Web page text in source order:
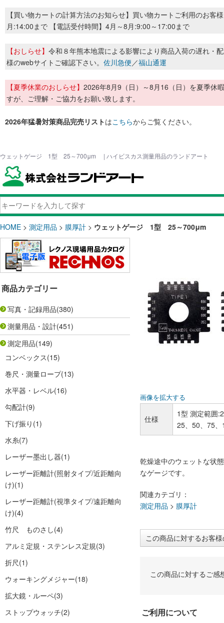
【買い物カートの計算方法のお知らせ】買い物カートご利用のお客
月:14:00まで 【電話受付時間】4月～8月:9:00～17:00まで
【おしらせ】 令和８年熊本地震による影響により商品入荷の遅れ・
様のwebサイトご確認下さい。 佐川急便／福山通運
【夏季休業のおしらせ】 2026年8月9（日）～8月16（日）を夏季休
すが、ご理解・ご協力をお願い致します。
2026年猛暑対策商品完売リストはこちらからご覧ください。
ウェットゲージ 1型 25～700μm | ハイビスカス測量用品のランドアート
HOME > 測定用品 > 膜厚計 > ウェットゲージ 1型 25～700μm
商品カテゴリー
写真・記録用品(380)
測量用品・設計(451)
測定用品(149)
コンベックス(15)
巻尺・測量ロープ(13)
水平器・レベル(16)
勾配計(9)
下げ振り (1)
水糸(7)
レーザー墨出し器(1)
レーザー距離計(照射タイプ/近距離向
け)(1)
レーザー距離計(視準タイプ/遠距離向
け)(4)
竹尺 ものさし(4)
アルミ定規・ステンレス定規(3)
折尺(1)
ウォーキングメジャー(18)
拡大鏡・ルーペ(3)
ストップウォッチ(2)
画像を拡大する
仕様
1型 測定範囲
25、50、75
乾燥途中のウェットな状
なゲージです。
関連カテゴリ：
測定用品 > 膜厚計
この商品に対するお客
この商品に対するご感
ご利用について